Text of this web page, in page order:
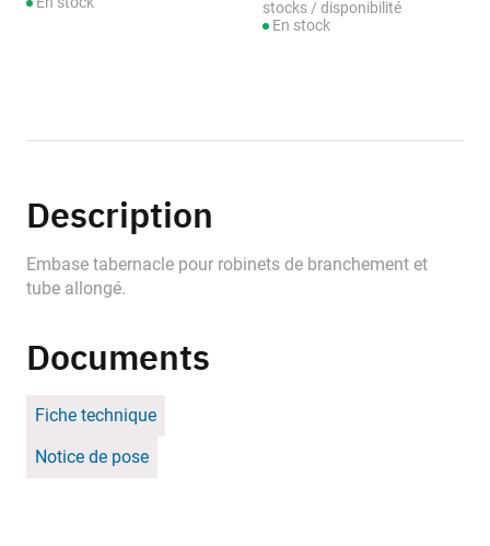
stocks / disponibilité
En stock
Description
Embase tabernacle pour robinets de branchement et
tube allongé.
Documents
Fiche technique
Notice de pose